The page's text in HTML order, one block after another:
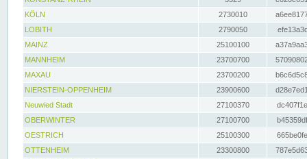
KÖLN
2730010
LOBITH
2790050
MAINZ
25100100
MANNHEIM
23700700
MAXAU
23700200
NIERSTEIN-OPPENHEIM
23900600
Neuwied Stadt
27100370
OBERWINTER
27100700
OESTRICH
25100300
OTTENHEIM
23300800